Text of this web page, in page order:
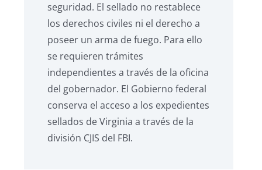
seguridad. El sellado no restablece
los derechos civiles ni el derecho a
poseer un arma de fuego. Para ello
se requieren trámites
independientes a través de la oficina
del gobernador. El Gobierno federal
conserva el acceso a los expedientes
sellados de Virginia a través de la
división CJIS del FBI.